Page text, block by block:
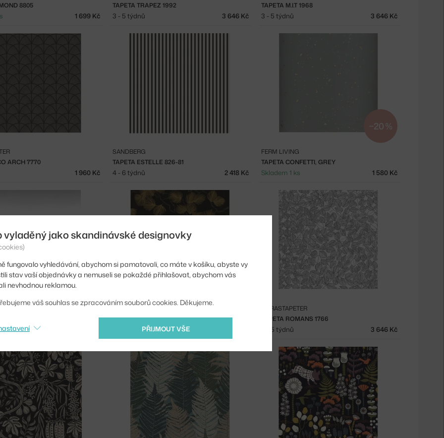
8805
1 699 Kč
TAPETA TRAPEZ 1992
3 - 5 týdnů 3 646 Kč
TAPETA M.I.T 1968
3 - 5 týdnů 3 646 Kč
ARCH 7770
1 960 Kč
TAPETA ESTELLE 826-81
SANDBERG
4 - 6 týdnů 2 418 Kč
−20 %
TAPETA CONFETTI, GREY
FERM LIVING
Skladem 1 ks 1 580 Kč
TAPETA PINE 804-99
4 - 6 týdnů
TAPETA ROMANS 1766
BORASTAPETER
3 - 5 týdnů 3 646 Kč
vyladěný jako skandinávské designovky
fungovalo vyhledávání, abychom si pamatovali, co máte v košíku, abyste vy
stav vaší objednávky a nemuseli se pokaždé přihlašovat, abychom vás
nevhodnou reklamou.
váš souhlas se zpracováním souborů cookies. Děkujeme.
PŘIJMOUT VŠE